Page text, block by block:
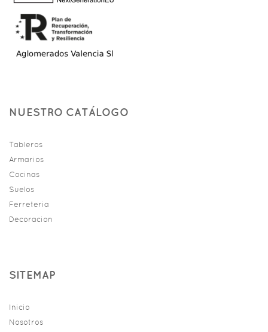
NUESTRO CATÁLOGO
Tableros
Armarios
Cocinas
Suelos
Ferreteria
Decoracion
SITEMAP
Inicio
Nosotros